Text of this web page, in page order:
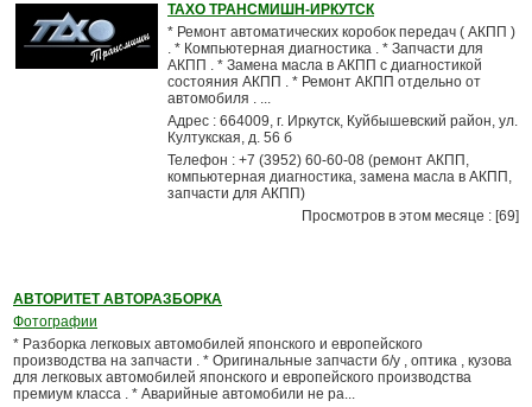
ТАХО ТРАНСМИШН-ИРКУТСК
* Ремонт автоматических коробок передач ( АКПП )
. * Компьютерная диагностика . * Запчасти для
АКПП . * Замена масла в АКПП с диагностикой
состояния АКПП . * Ремонт АКПП отдельно от
автомобиля . ...
Адрес : 664009, г. Иркутск, Куйбышевский район, ул.
Култукская, д. 56 б
Телефон : +7 (3952) 60-60-08 (ремонт АКПП,
компьютерная диагностика, замена масла в АКПП,
запчасти для АКПП)
Просмотров в этом месяце : [69]
АВТОРИТЕТ АВТОРАЗБОРКА
Фотографии
* Разборка легковых автомобилей японского и европейского
производства на запчасти . * Оригинальные запчасти б/у , оптика , кузова
для легковых автомобилей японского и европейского производства
премиум класса . * Аварийные автомобили не ра...